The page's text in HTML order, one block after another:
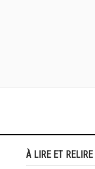
À LIRE ET RELIRE